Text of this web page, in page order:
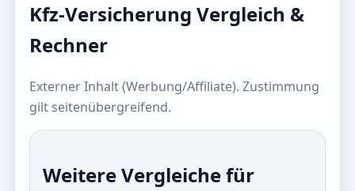
Kfz-Versicherung Vergleich &
Rechner
Externer Inhalt (Werbung/Affiliate). Zustimmung
gilt seitenübergreifend.
Weitere Vergleiche für